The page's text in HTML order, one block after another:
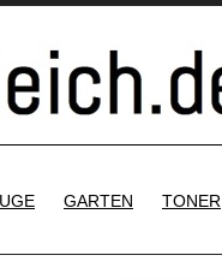
GARTEN TONER